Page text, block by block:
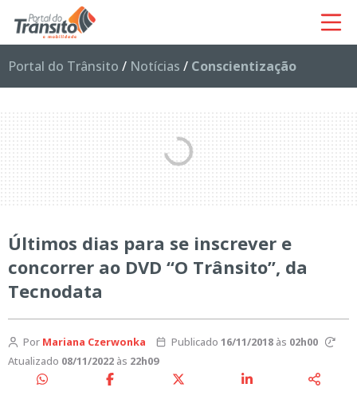
Portal do Trânsito / Notícias / Conscientização
Últimos dias para se inscrever e
concorrer ao DVD “O Trânsito”, da
Tecnodata
Por Mariana Czerwonka Publicado 16/11/2018às 02h00
Atualizado 08/11/2022 às 22h09